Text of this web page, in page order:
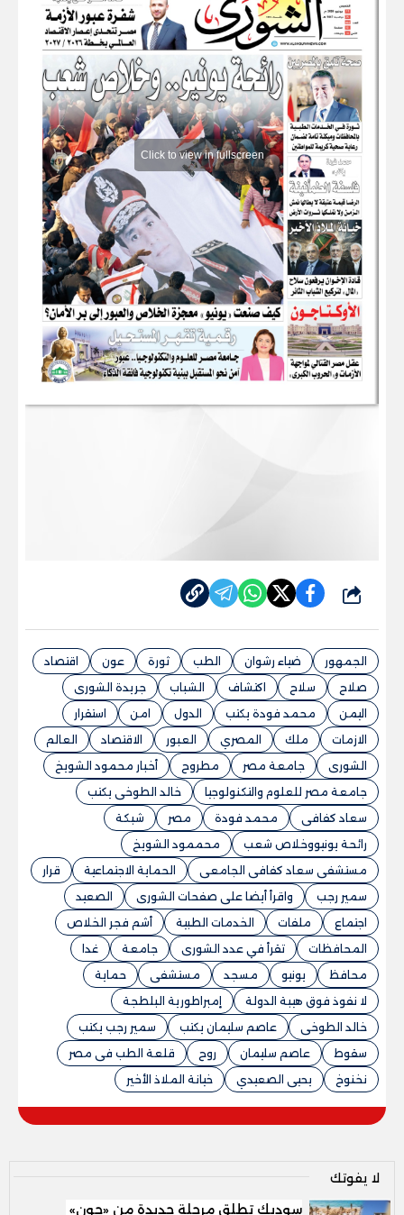
شارك
الجمهور ضياء رشوان الطب ثورة عون
اقتصاد
صلاح
سلاح اكتشاف الشباب
جريدة الشورى
اليمن
محمد فودة يكتب الدول امن
استقرار
الازمات
ملك المصري العبور الاقتصاد
العالم
الشورى
جامعة مصر مطروح
أخبار محمود الشويخ
جامعة مصر للعلوم والتكنولوجيا
خالد الطوخى يكتب
سعاد كفافى
محمد فودة مصر
شبكة
رائحة يونيووخلاص شعب
محممود الشويخ
مستشفى سعاد كفافى الجامعى
الحماية الاجتماعية
قرار
سمير رجب
واقرأ أيضا على صفحات الشورى
الصعيد
اجتماع
ملفات الخدمات الطبية
أشم فجر الخلاص
المحافظات
تقرأ في عدد الشورى جامعة
غدا
محافظ
يونيو مسجد مستشفى
حماية
لا نفوذ فوق هيبة الدولة
إمبراطورية البلطجة
خالد الطوخى
عاصم سليمان يكتب
سمير رجب يكتب
سقوط
عاصم سليمان روح
قلعة الطب فى مصر
نخنوخ
يحيى الصعيدي خيانة الملاذ الأخير
لا يفوتك
سوديك تطلق مرحلة جديدة من «جون»